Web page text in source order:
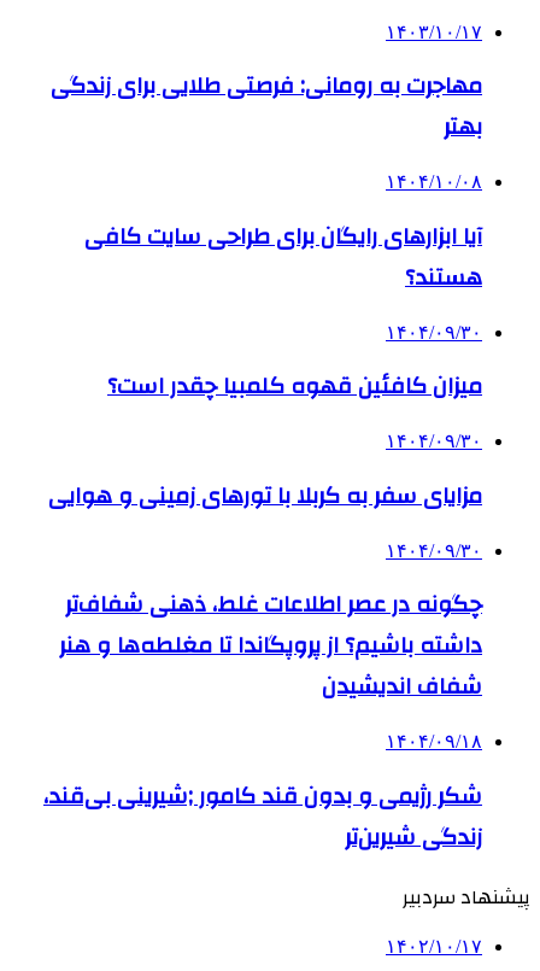
۱۴۰۳/۱۰/۱۷
مهاجرت به رومانی: فرصتی طلایی برای زندگی
بهتر
۱۴۰۴/۱۰/۰۸
آیا ابزارهای رایگان برای طراحی سایت کافی
هستند؟
۱۴۰۴/۰۹/۳۰
میزان کافئین قهوه کلمبیا چقدر است؟
۱۴۰۴/۰۹/۳۰
مزایای سفر به کربلا با تورهای زمینی و هوایی
۱۴۰۴/۰۹/۳۰
چگونه در عصر اطلاعات غلط، ذهنی شفاف‌تر
داشته باشیم؟ از پروپگاندا تا مغلطه‌ها و هنر
شفاف اندیشیدن
۱۴۰۴/۰۹/۱۸
شکر رژیمی و بدون قند کامور ;شیرینی بی‌قند،
زندگی شیرین‌تر
پیشنهاد سردبیر
۱۴۰۲/۱۰/۱۷